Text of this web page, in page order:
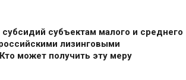
субъектам малого и среднего
лизинговыми
может получить эту меру